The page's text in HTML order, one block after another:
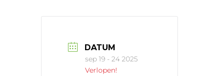
DATUM
sep 19 - 24 2025
Verlopen!